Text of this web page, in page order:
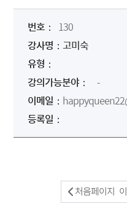
130
고미숙
-
처음페이지